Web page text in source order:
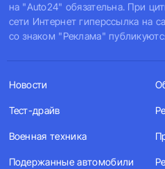
на "Auto24" обязательна. При
сети Интернет гиперссылка на
со знаком "Реклама"
Новости
Тест-драйв
Военная техника
Подержанные автомобили